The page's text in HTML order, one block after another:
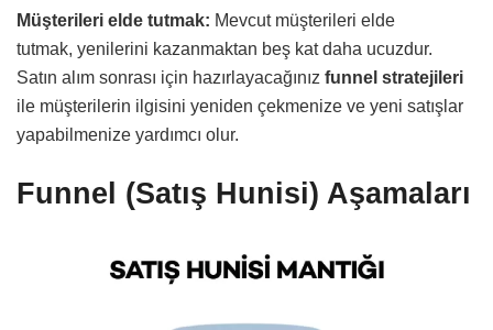
Müşterileri elde tutmak: Mevcut müşterileri elde
tutmak, yenilerini kazanmaktan beş kat daha ucuzdur.
Satın alım sonrası için hazırlayacağınız funnel stratejileri
ile müşterilerin ilgisini yeniden çekmenize ve yeni satışlar
yapabilmenize yardımcı olur.
Funnel (Satış Hunisi) Aşamaları